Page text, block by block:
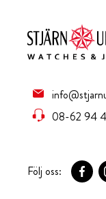
08-62 94
Följ oss: